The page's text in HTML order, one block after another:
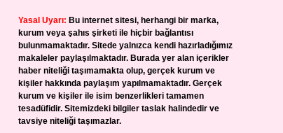
Yasal Uyarı: Bu internet sitesi, herhangi bir marka,
kurum veya şahıs şirketi ile hiçbir bağlantısı
bulunmamaktadır. Sitede yalnızca kendi hazırladığımız
makaleler paylaşılmaktadır. Burada yer alan içerikler
haber niteliği taşımamakta olup, gerçek kurum ve
kişiler hakkında paylaşım yapılmamaktadır. Gerçek
kurum ve kişiler ile isim benzerlikleri tamamen
tesadüfidir. Sitemizdeki bilgiler taslak halindedir ve
tavsiye niteliği taşımazlar.